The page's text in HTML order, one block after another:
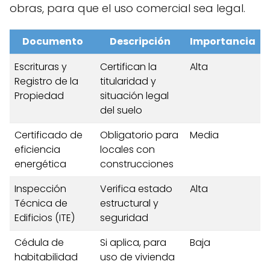
obras, para que el uso comercial sea legal.
Documento Descripción
Importancia
Escrituras y
Registro de la
Propiedad
Certifican la
titularidad y
situación legal
del suelo
Alta
Certificado de
eficiencia
energética
Obligatorio para
locales con
construcciones
Media
Inspección
Técnica de
Edificios (ITE)
Verifica estado
estructural y
seguridad
Alta
Cédula de
habitabilidad
Si aplica, para
uso de vivienda
Baja